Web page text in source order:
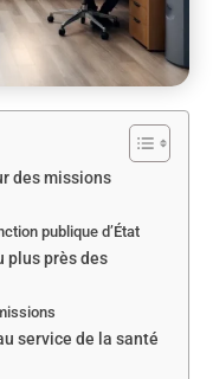
des missions
publique d’État
plus près des
service de la santé